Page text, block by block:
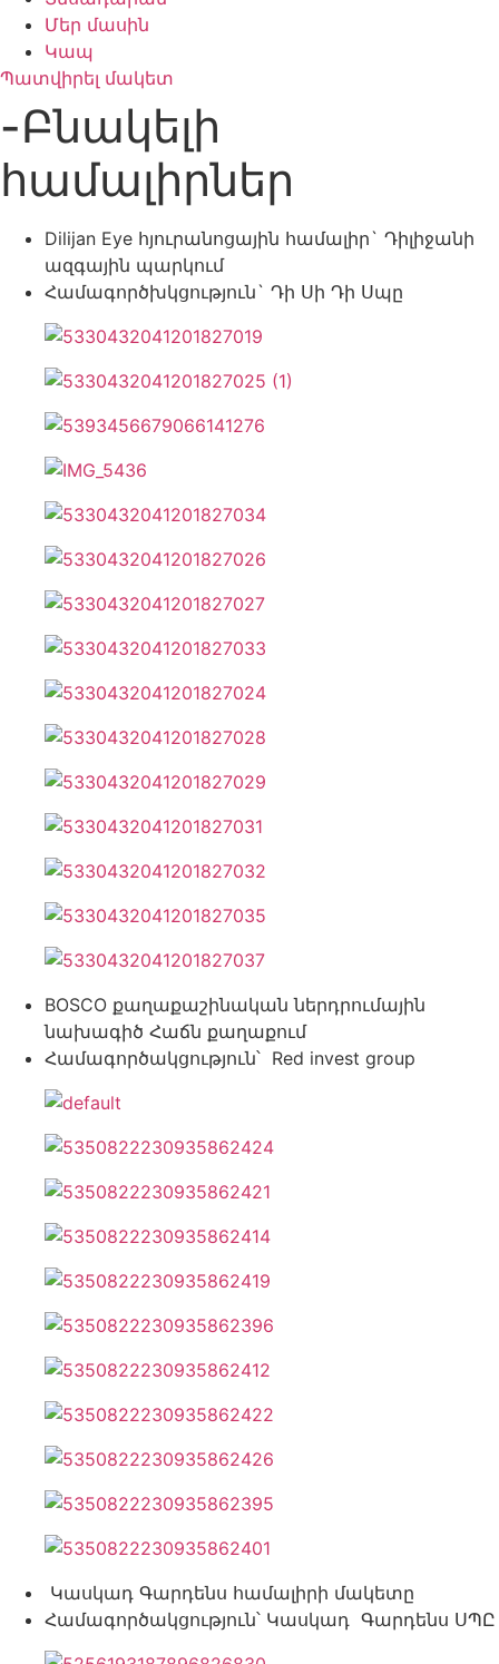
Մեր մասին
Կապ
Պատվիրել մակետ
-Բնակելի
համալիրներ
Dilijan Eye հյուրանոցային համալիր` Դիլիջանի
ազգային պարկում
Համագործխկցություն` Դի Սի Դի Սպը
BOSCO քաղաքաշինական ներդրումային
նախագիծ Հաճն քաղաքում
Համագործակցություն՝ Red invest group
Կասկադ Գարդենս համալիրի մակետը
Համագործակցություն՝ Կասկադ Գարդենս ՍՊԸ